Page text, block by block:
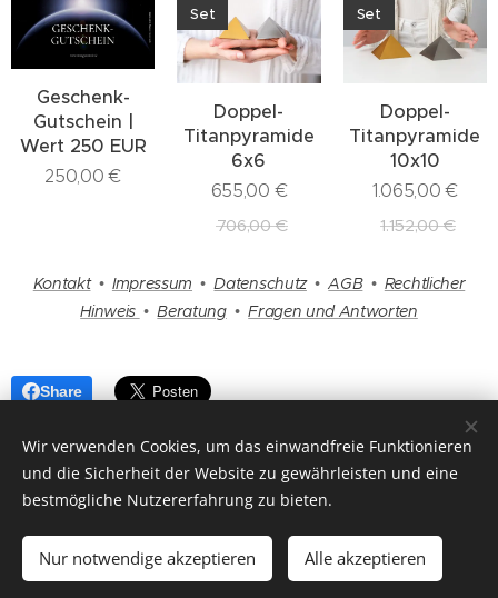
Geschenk-
Gutschein |
Wert 250 EUR
250,00 €
Doppel-
Titanpyramide
6x6
Set
655,00 €
706,00€
Doppel-
Titanpyramide
10x10
Set
1.065,00 €
1.152,00€
Kontakt• Impressum •Datenschutz•AGB• Rechtlicher
Hinweis •Beratung•Fragen und Antworten
Share
Endlich angekommen ▲ Einfach mehr erfahren
Copyright 2025 bywww.titanpyramide.de Cookies
Wir verwenden Cookies, um das einwandfreie Funktionieren
und die Sicherheit der Website zu gewährleisten und eine
bestmögliche Nutzererfahrung zu bieten.
Nur notwendige akzeptieren Alle akzeptieren